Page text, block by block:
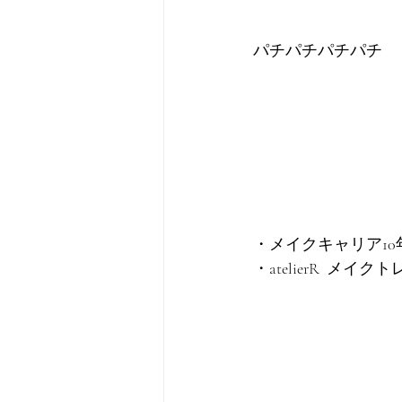
パチパチパチパチ
・メイクキャリア10
・atelierR  メイクト